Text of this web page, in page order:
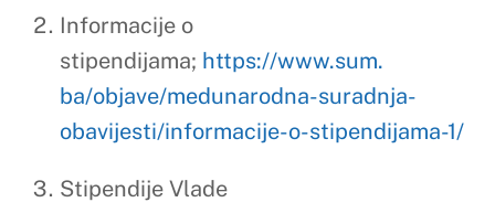
FRANJO JURILJ Farmacija
preddiplomski
Farmaceutski fakultet Sveučilišt a u Mostaru
aktivno je sudjelovao u međunarodnim
službenog posjeta delegacije